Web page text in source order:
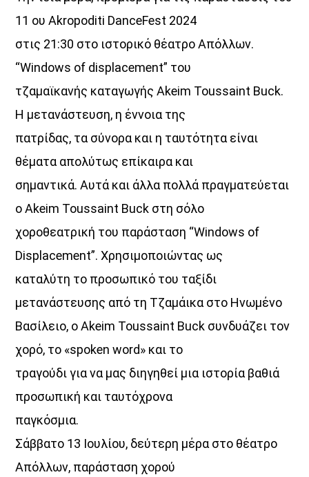
11 ου Akropoditi DanceFest 2024
στις 21:30 στο ιστορικό θέατρο Απόλλων.
“Windows of displacement” του
τζαμαϊκανής καταγωγής Akeim Toussaint Buck.
Η μετανάστευση, η έννοια της
πατρίδας, τα σύνορα και η ταυτότητα είναι
θέματα απολύτως επίκαιρα και
σημαντικά. Αυτά και άλλα πολλά πραγματεύεται
ο Akeim Toussaint Buck στη σόλο
χοροθεατρική του παράσταση “Windows of
Displacement”. Χρησιμοποιώντας ως
καταλύτη το προσωπικό του ταξίδι
μετανάστευσης από τη Τζαμάικα στο Ηνωμένο
Βασίλειο, ο Akeim Toussaint Buck συνδυάζει τον
χορό, το «spoken word» και το
τραγούδι για να μας διηγηθεί μια ιστορία βαθιά
προσωπική και ταυτόχρονα
παγκόσμια.
Σάββατο 13 Ιουλίου, δεύτερη μέρα στο θέατρο
Απόλλων, παράσταση χορού